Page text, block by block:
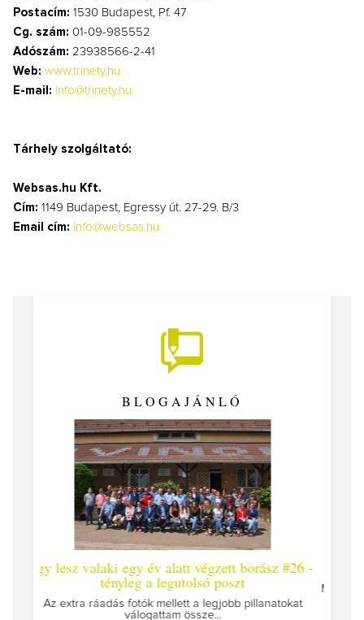
Postacím: 1530 Budapest, Pf. 47
Cg. szám: 01-09-985552
Adószám: 23938566-2-41
Web: www.trinety.hu
E-mail: info@trinety.hu
Tárhely szolgáltató:
Websas.hu Kft.
Cím: 1149 Budapest, Egressy út. 27-29. B/3
Email cím: info@websas.hu
BLOGAJÁNLÓ
végzett borász #26 -
poszt
a legjobb pillanatokat
Így lesz valaki egy év alatt
Megírtuk a modulzáró vizsgákat, már
az utolsó...